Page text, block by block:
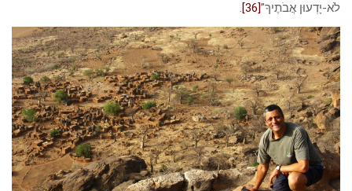
לֹא-יָדְעוּן אֲבֹתֶיךָ”[36]
.